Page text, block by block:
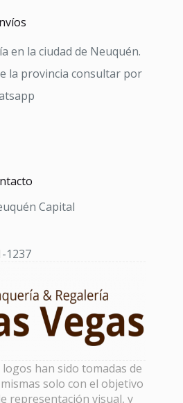
en la ciudad de Neuquén.
la provincia consultar por
Capital
1237
han sido tomadas de
solo con el objetivo
representación visual, y